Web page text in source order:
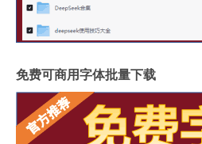
免费可商用字体批量下载